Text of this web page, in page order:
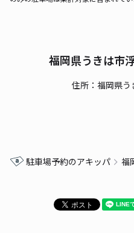
福岡県うきは市
住所：福岡県う
駐車場予約のアキッパ 福